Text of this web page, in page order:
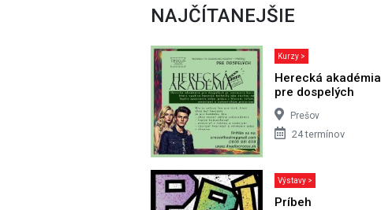
NAJČÍTANEJŠIE
Kurzy >
Herecká akadémia
pre dospelých
Prešov
24 termínov
Výstavy >
Príbeh